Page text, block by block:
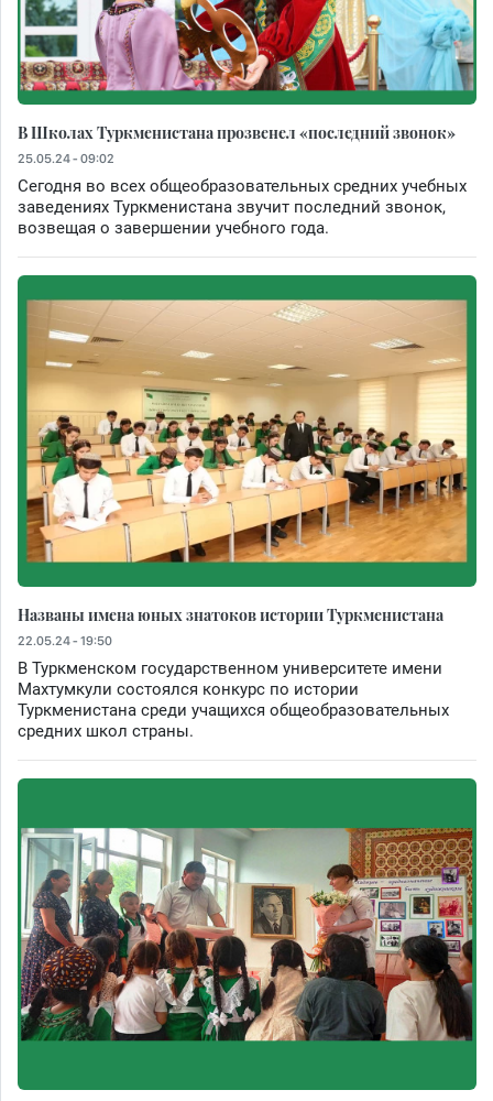
В Школах Туркменистана прозвенел «последний звонок»
25.05.24 - 09:02
Сегодня во всех общеобразовательных средних учебных
заведениях Туркменистана звучит последний звонок,
возвещая о завершении учебного года.
Названы имена юных знатоков истории Туркменистана
22.05.24 - 19:50
В Туркменском государственном университете имени
Махтумкули состоялся конкурс по истории
Туркменистана среди учащихся общеобразовательных
средних школ страны.